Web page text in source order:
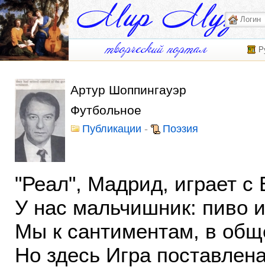
Артур Шоппингауэр
Футбольное
Публикации - Поэзия
"Реал", Мадрид, играет с
У нас мальчишник: пиво
Мы к сантиментам, в
Но здесь Игра